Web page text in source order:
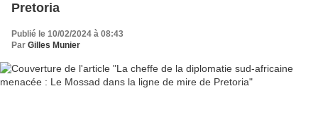
Pretoria
Publié le 10/02/2024 à 08:43
Par Gilles Munier